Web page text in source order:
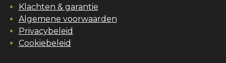
Klachten & garantie
Algemene voorwaarden
Privacybeleid
Cookiebeleid